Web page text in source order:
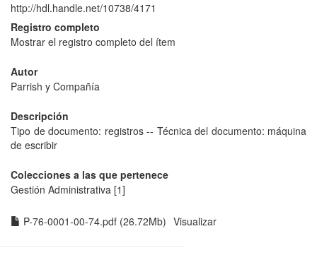
http://hdl.handle.net/10738/4171
Registro completo
Mostrar el registro completo del ítem
Autor
Parrish y Compañía
Descripción
Tipo de documento: registros -- Técnica del documento: máquina
de escribir
Colecciones a las que pertenece
Gestión Administrativa [1]
P-76-0001-00-74.pdf (26.72Mb) Visualizar